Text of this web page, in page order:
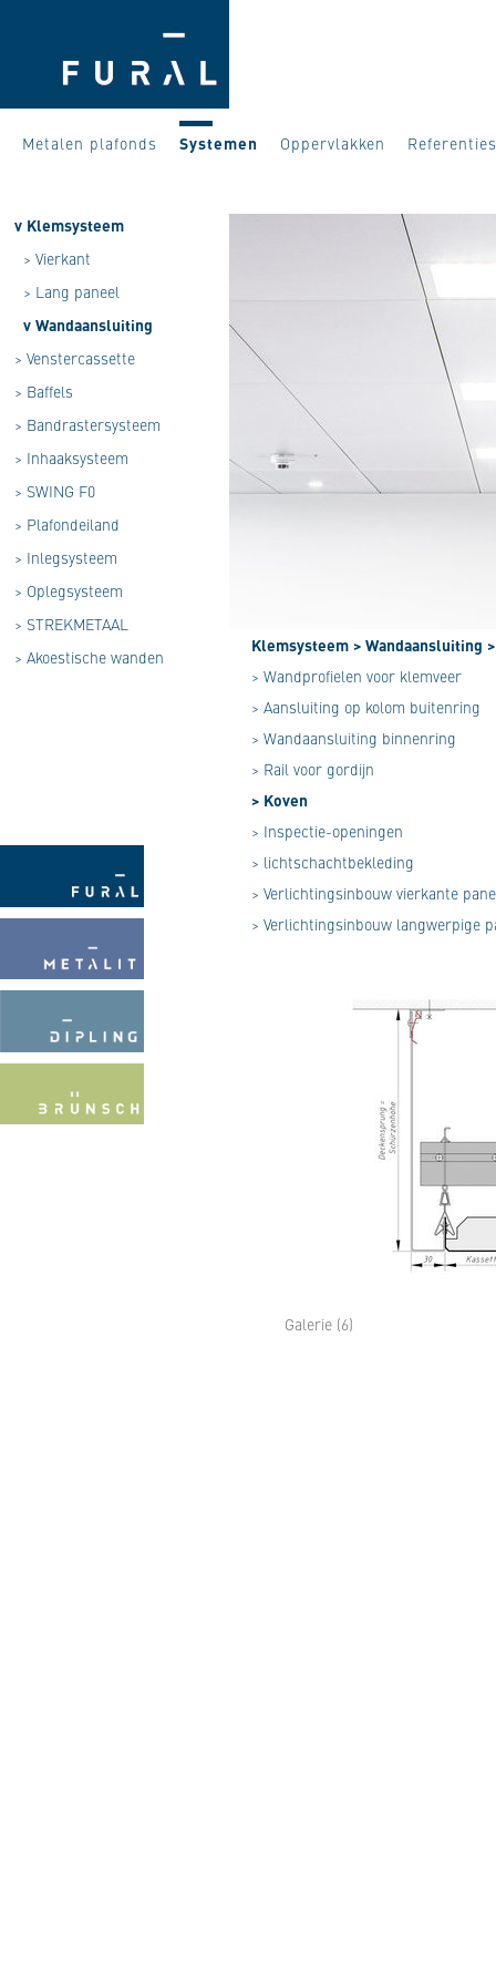
Metalen plafonds Systemen Oppervlakken Referenties
v Klemsysteem
> Vierkant
> Lang paneel
v Wandaansluiting
> Venstercassette
> Baffels
> Bandrastersysteem
> Inhaaksysteem
> SWING F0
> Plafondeiland
> Inlegsysteem
> Oplegsysteem
> STREKMETAAL
> Akoestische wanden
Klemsysteem > Wandaansluiting
> Wandprofielen voor klemveer
> Aansluiting op kolom buitenring
> Wandaansluiting binnenring
> Rail voor gordijn
> Koven
> Inspectie-openingen
> lichtschachtbekleding
> Verlichtingsinbouw vierkante
> Verlichtingsinbouw langwerpige
Galerie (6)